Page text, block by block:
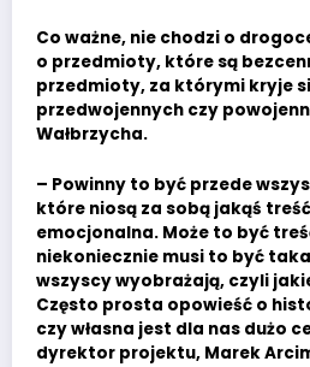
Co ważne, nie chodzi o
o przedmioty, które są
przedmioty, za którymi kryje
przedwojennych czy
Wałbrzycha.
– Powinny to być przede
które niosą za sobą jakąś
emocjonalna. Może to być
niekoniecznie musi to być
wszyscy wyobrażają, czyli
Często prosta opowieść o
czy własna jest dla nas dużo
dyrektor projektu, Marek